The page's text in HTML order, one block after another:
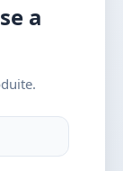
a